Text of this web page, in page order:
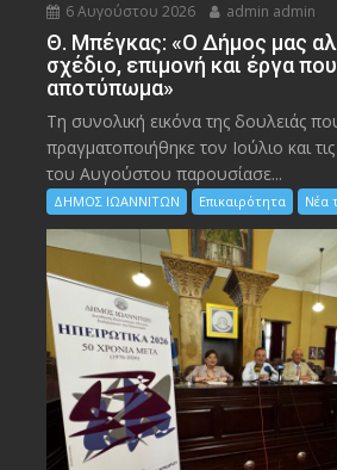
6 Αυγούστου 2026 admin admin
Θ. Μπέγκας: «Ο Δήμος μας
σχέδιο, επιμονή και έργα
αποτύπωμα»
Τη συνολική εικόνα της δουλειάς
πραγματοποιήθηκε τον Ιούλιο και
του Αυγούστου παρουσίασε...
ΔΗΜΟΣ ΙΩΑΝΝΙΤΩΝ Επικαιρότητα Νέα